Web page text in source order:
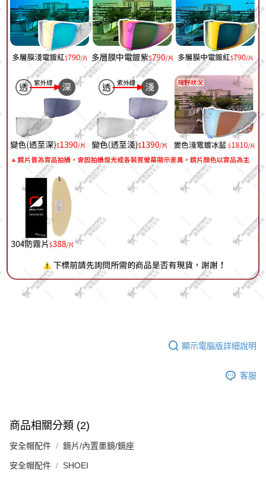
顯示電腦版詳細說明
客服
商品相關分類 (2)
安全帽配件 鏡片/內置墨鏡/鏡座
安全帽配件 SHOEI